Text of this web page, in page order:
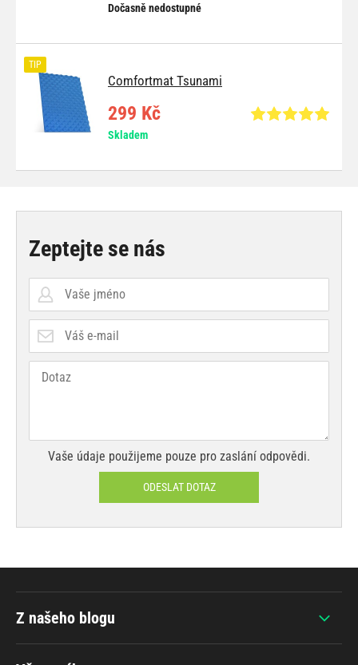
Dočasně nedostupné
Comfortmat Tsunami
TIP
299 Kč
Skladem
Zeptejte se nás
Vaše údaje použijeme pouze pro zaslání odpovědi.
ODESLAT DOTAZ
Z našeho blogu